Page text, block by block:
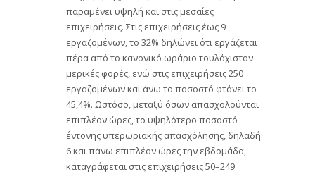
παραμένει υψηλή και στις μεσαίες
επιχειρήσεις. Στις επιχειρήσεις έως 9
εργαζομένων, το 32% δηλώνει ότι εργάζεται
πέρα από το κανονικό ωράριο τουλάχιστον
μερικές φορές, ενώ στις επιχειρήσεις 250
εργαζομένων και άνω το ποσοστό φτάνει το
45,4%. Ωστόσο, μεταξύ όσων απασχολούνται
επιπλέον ώρες, το υψηλότερο ποσοστό
έντονης υπερωριακής απασχόλησης, δηλαδή
6 και πάνω επιπλέον ώρες την εβδομάδα,
καταγράφεται στις επιχειρήσεις 50–249